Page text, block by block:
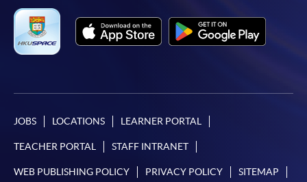
JOBS LOCATIONS LEARNER PORTAL
TEACHER PORTAL STAFF INTRANET
WEB PUBLISHING POLICY PRIVACY POLICY SITEMAP